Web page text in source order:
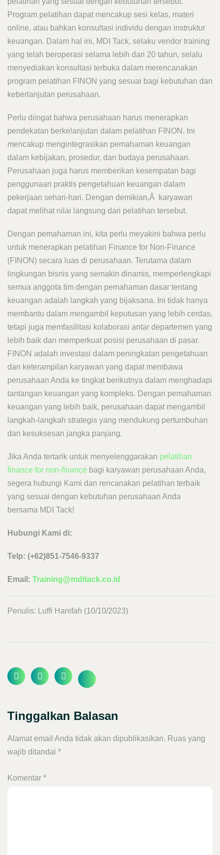
Program pelatihan dapat mencakup sesi kelas, materi
online, atau bahkan konsultasi individu dengan instruktur
keuangan. Dalam hal ini, MDI Tack, selaku vendor training
yang telah beroperasi selama lebih dari 20 tahun, selalu
menyediakan konsultasi terbuka dalam merencanakan
program pelatihan FINON yang sesuai bagi kebutuhan dan
keberlanjutan perusahaan.
Perlu diingat bahwa perusahaan harus menerapkan
pendekatan berkelanjutan dalam pelatihan FINON. Ini
mencakup mengintegrasikan pemahaman keuangan
dalam kebijakan, prosedur, dan budaya perusahaan.
Perusahaan juga harus memberikan kesempatan bagi
penggunaan praktis pengetahuan keuangan dalam
pekerjaan sehari-hari. Dengan demikian,Â karyawan
dapat melihat nilai langsung dari pelatihan tersebut.
Dengan pemahaman ini, kita perlu meyakini bahwa perlu
untuk menerapkan pelatihan Finance for Non-Finance
(FINON) secara luas di perusahaan. Terutama dalam
lingkungan bisnis yang semakin dinamis, memperlengkapi
semua anggota tim dengan pemahaman dasar tentang
keuangan adalah langkah yang bijaksana. Ini tidak hanya
membantu dalam mengambil keputusan yang lebih cerdas,
tetapi juga memfasilitasi kolaborasi antar departemen yang
lebih baik dan memperkuat posisi perusahaan di pasar.
FINON adalah investasi dalam peningkatan pengetahuan
dan keterampilan karyawan yang dapat membawa
perusahaan Anda ke tingkat berikutnya dalam menghadapi
tantangan keuangan yang kompleks. Dengan pemahaman
keuangan yang lebih baik, perusahaan dapat mengambil
langkah-langkah strategis yang mendukung pertumbuhan
dan kesuksesan jangka panjang.
Jika Anda tertarik untuk menyelenggarakan pelatihan
finance for non-finance bagi karyawan perusahaan Anda,
segera hubungi Kami dan rencanakan pelatihan terbaik
yang sesuai dengan kebutuhan perusahaan Anda
bersama MDI Tack!
Hubungi Kami di:
Telp: (+62)851-7546-9337
Email: Training@mditack.co.id
Penulis: Luffi Hanifah (10/10/2023)
Tinggalkan Balasan
Alamat email Anda tidak akan dipublikasikan. Ruas yang
wajib ditandai *
Komentar *